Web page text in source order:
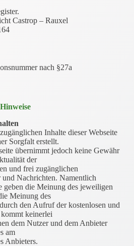
Castrop – Rauxel
nach §27a
Inhalte dieser Webseite
Sorgfalt erstellt.
übernimmt jedoch keine Gewähr
der
und frei zugänglichen
und Nachrichten. Namentlich
geben die Meinung des jeweiligen
Meinung des
den Aufruf der kostenlosen und
keinerlei
dem Nutzer und dem Anbieter
am
Anbieters.